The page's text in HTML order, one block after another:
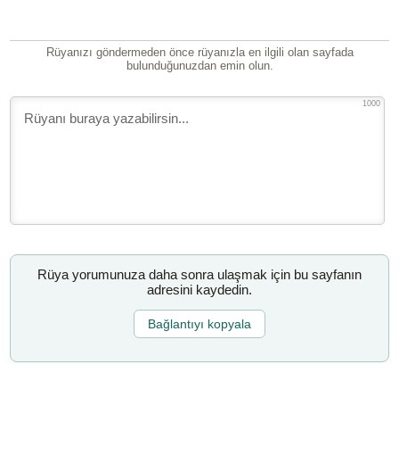
Rüyanızı göndermeden önce rüyanızla en ilgili olan sayfada
bulunduğunuzdan emin olun.
1000
Rüya yorumunuza daha sonra ulaşmak için bu sayfanın
adresini kaydedin.
Bağlantıyı kopyala